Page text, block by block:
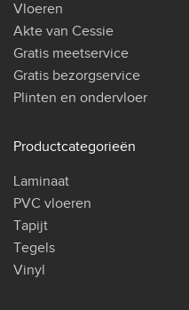
Vloeren
Akte van Cessie
Gratis meetservice
Gratis bezorgservice
Plinten en ondervloer
Productcategorieën
Laminaat
PVC vloeren
Tapijt
Tegels
Vinyl